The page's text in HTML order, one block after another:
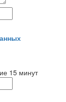
15 минут